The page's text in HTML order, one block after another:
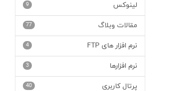
9 لینوکس
77 مقالات وبلاگ
4 نرم افزار های FTP
3 نرم افزارها
40 پرتال کاربری